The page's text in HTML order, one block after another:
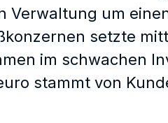
Verwaltung um
setzte
im schwachen
stammt von